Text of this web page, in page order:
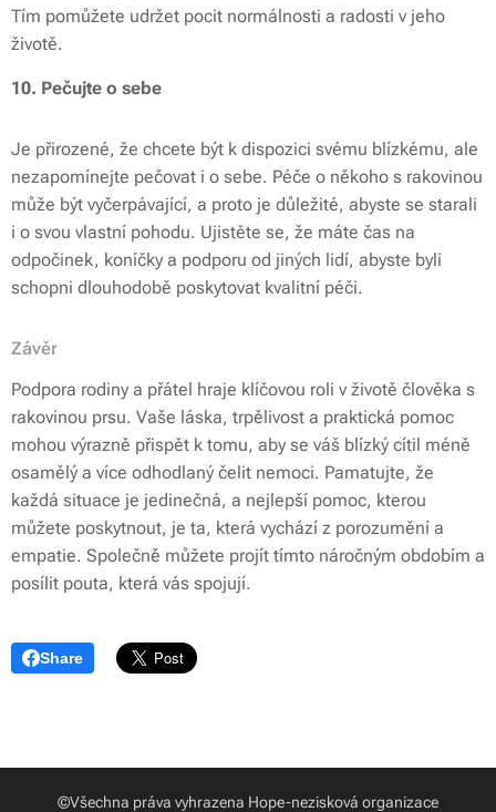
Tím pomůžete udržet pocit normálnosti a radosti v jeho
životě.
10. Pečujte o sebe
Je přirozené, že chcete být k dispozici svému blízkému, ale
nezapomínejte pečovat i o sebe. Péče o někoho s rakovinou
může být vyčerpávající, a proto je důležité, abyste se starali
i o svou vlastní pohodu. Ujistěte se, že máte čas na
odpočinek, koníčky a podporu od jiných lidí, abyste byli
schopni dlouhodobě poskytovat kvalitní péči.
Závěr
Podpora rodiny a přátel hraje klíčovou roli v životě člověka s
rakovinou prsu. Vaše láska, trpělivost a praktická pomoc
mohou výrazně přispět k tomu, aby se váš blízký cítil méně
osamělý a více odhodlaný čelit nemoci. Pamatujte, že
každá situace je jedinečná, a nejlepší pomoc, kterou
můžete poskytnout, je ta, která vychází z porozumění a
empatie. Společně můžete projít tímto náročným obdobím a
posílit pouta, která vás spojují.
Share
©Všechna práva vyhrazena Hope-nezisková organizace